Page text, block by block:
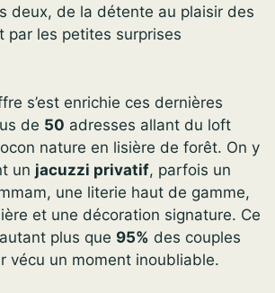
deux, de la détente au plaisir des
par les petites surprises
s’est enrichie ces dernières
de 50 adresses allant du loft
nature en lisière de forêt. On y
un jacuzzi privatif, parfois un
une literie haut de gamme,
et une décoration signature. Ce
plus que 95% des couples
vécu un moment inoubliable.